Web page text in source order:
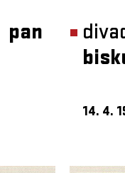
pan
14. 4.